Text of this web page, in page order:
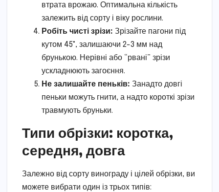
втрата врожаю. Оптимальна кількість
залежить від сорту і віку рослини.
Робіть чисті зрізи: Зрізайте пагони під
кутом 45°, залишаючи 2-3 мм над
брунькою. Нерівні або “рвані” зрізи
ускладнюють загоєння.
Не залишайте пеньків: Занадто довгі
пеньки можуть гнити, а надто короткі зрізи
травмують бруньки.
Типи обрізки: коротка,
середня, довга
Залежно від сорту винограду і цілей обрізки, ви
можете вибрати один із трьох типів: